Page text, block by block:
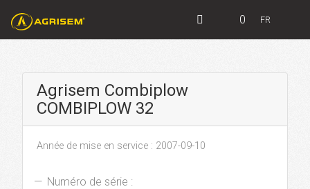
0 FR
Agrisem Combiplow
COMBIPLOW 32
Année de mise en service : 2007-09-10
Numéro de série :